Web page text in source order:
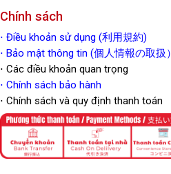
Chính sách
⋅ Điều khoản sử dụng (利用規約)
⋅ Bảo mật thông tin (個人情報の取扱）
⋅ Các điều khoản quan trọng
⋅ Chính sách bảo hành
⋅ Chính sách và quy định thanh toán